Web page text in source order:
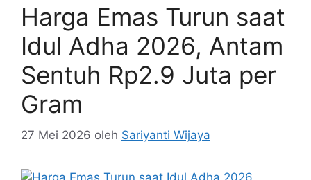
Harga Emas Turun saat
Idul Adha 2026, Antam
Sentuh Rp2.9 Juta per
Gram
27 Mei 2026 oleh Sariyanti Wijaya